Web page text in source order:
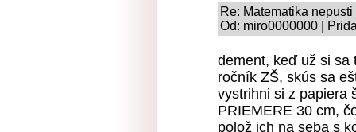
Re: Matematika nepusti
Od: miro0000000 |
dement, keď už si sa
ročník ZŠ, skús sa
vystrihni si z papiera
PRIEMERE 30 cm,
polož ich na seba s